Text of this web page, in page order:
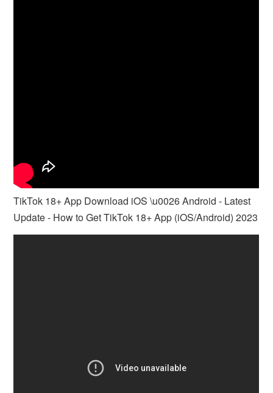
TikTok 18+ App Download iOS \u0026 Android - Latest
Update - How to Get TikTok 18+ App (iOS/Android) 2023